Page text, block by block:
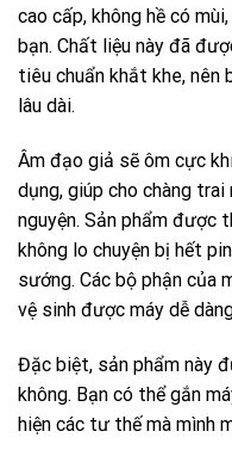
cao cấp, không hề có
bạn. Chất liệu này đã
tiêu chuẩn khắt khe, nên
lâu dài.
Âm đạo giả sẽ ôm cực
dụng, giúp cho chàng
nguyện. Sản phẩm được
không lo chuyện bị hết
sướng. Các bộ phận của
vệ sinh được máy dễ
Đặc biệt, sản phẩm này
không. Bạn có thể gắn
hiện các tư thế mà mình